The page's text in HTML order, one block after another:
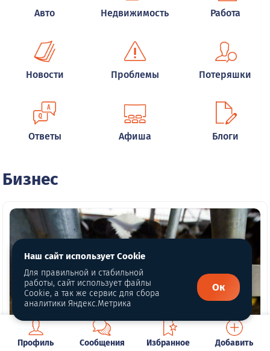
Авто Недвижимость Работа
Новости Проблемы Потеряшки
Ответы Афиша Блоги
Бизнес
Профиль Сообщения Избранное Добавить
Наш сайт использует Cookie
Для правильной и стабильной
работы, сайт использует файлы
Cookie, а так же сервис для сбора
аналитики Яндекс.Метрика
Ок